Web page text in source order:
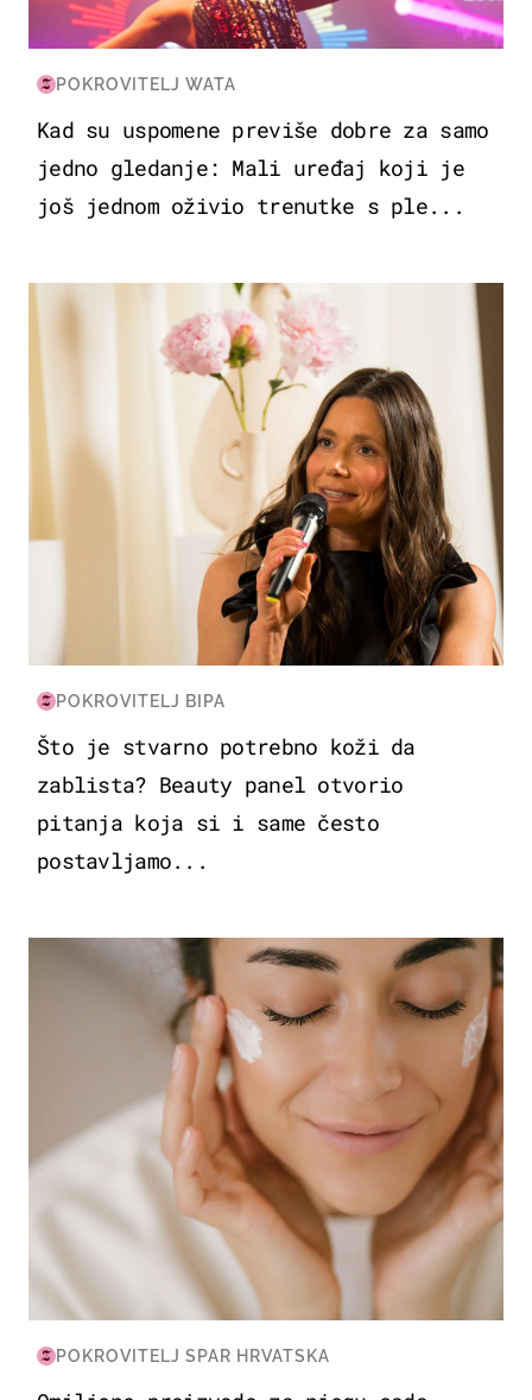
POKROVITELJ WATA
Kad su uspomene previše dobre za samo
jedno gledanje: Mali uređaj koji je
još jednom oživio trenutke s ple...
MODA & LJEPOTA
POKROVITELJ BIPA
Što je stvarno potrebno koži da
zablista? Beauty panel otvorio
pitanja koja si i same često
postavljamo...
MODA & LJEPOTA
POKROVITELJ SPAR HRVATSKA